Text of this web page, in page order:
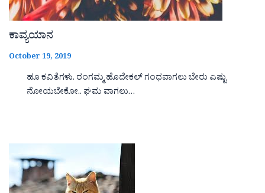
ಕಾವ್ಯಯಾನ
October 19, 2019
ಹೂ ಕವಿತೆಗಳು. ರಂಗಮ್ಮ ಹೊದೇಕಲ್ ಗಂಧವಾಗಲು ಬೇರು ಎಷ್ಟು
ನೋಯಬೇಕೋ.. ಘಮ ವಾಗಲು…